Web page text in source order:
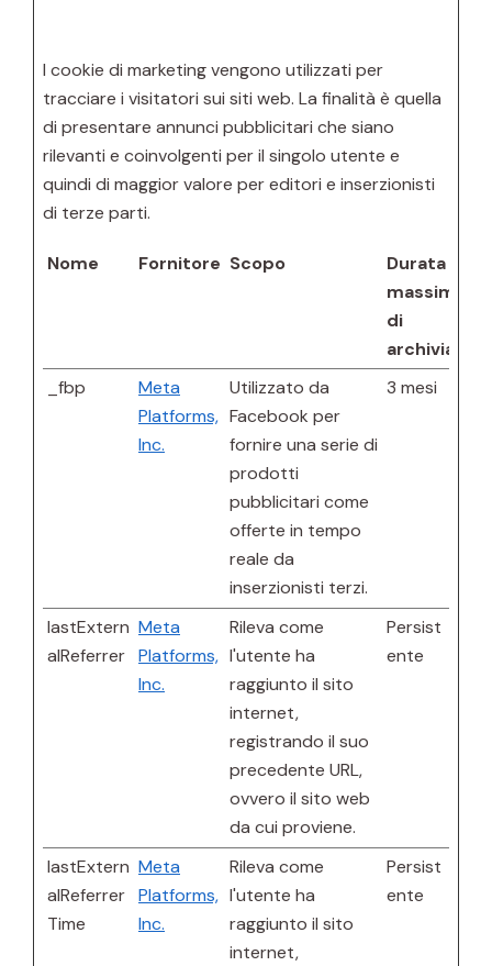
I cookie di marketing vengono utilizzati per
tracciare i visitatori sui siti web. La finalità è quella
di presentare annunci pubblicitari che siano
rilevanti e coinvolgenti per il singolo utente e
quindi di maggior valore per editori e inserzionisti
di terze parti.
Nome Fornitore Scopo
Durata
massima
di
_fbp
Meta
Platforms,
Inc.
Utilizzato da
Facebook per
fornire una serie di
prodotti
pubblicitari come
offerte in tempo
reale da
inserzionisti terzi.
3 mesi
lastExtern
alReferrer
Meta
Platforms,
Inc.
Rileva come
l'utente ha
raggiunto il sito
internet,
registrando il suo
precedente URL,
ovvero il sito web
da cui proviene.
Persist
ente
lastExtern
alReferrer
Time
Meta
Platforms,
Inc.
Rileva come
l'utente ha
raggiunto il sito
internet,
Persist
ente